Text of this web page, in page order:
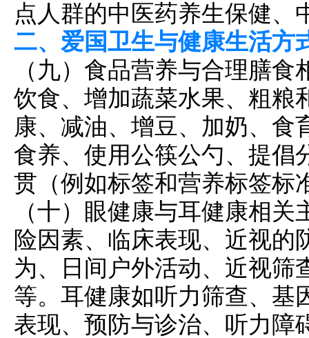
点人群的中医药养生保健、
二、爱国卫生与健康生活方
（九）食品营养与合理膳
饮食、增加蔬菜水果、粗粮
康、减油、增豆、加奶、食
食养、使用公筷公勺、提倡
贯（例如标签和营养标签标
（十）眼健康与耳健康相
险因素、临床表现、近视的
为、日间户外活动、近视筛
等。耳健康如听力筛查、基
表现、预防与诊治、听力障